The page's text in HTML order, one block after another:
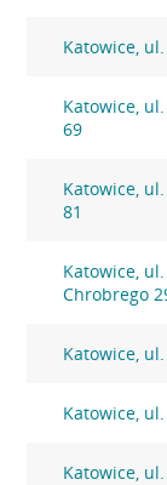
Katowice,
Katowice,
69
Katowice,
81
Katowice, ul.
Chrobrego
Katowice,
Katowice,
Katowice,